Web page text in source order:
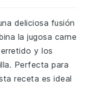
deliciosa fusión
la jugosa carne
y los
Perfecta para
receta es ideal